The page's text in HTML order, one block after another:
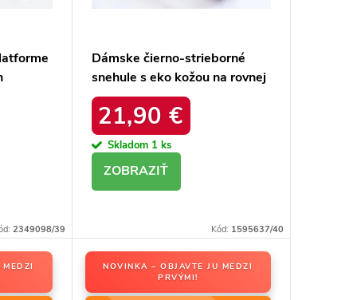
2349098/39
Dámske čierno-strieborné
snehule s eko kožou na rovnej
podrážke, kód produktu 23-
34586 SREBRNY
21,90 €
Skladom 1 ks
Kód: 1595637/40
NOVINKA – OBJAVTE JU MEDZI
PRVÝMI!